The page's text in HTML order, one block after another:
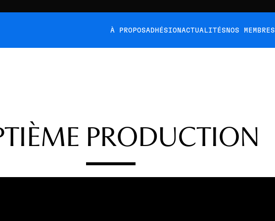
À PROPOSADHÉSIONACTUALITÉS NOS MEMBRES
PRODUCTION